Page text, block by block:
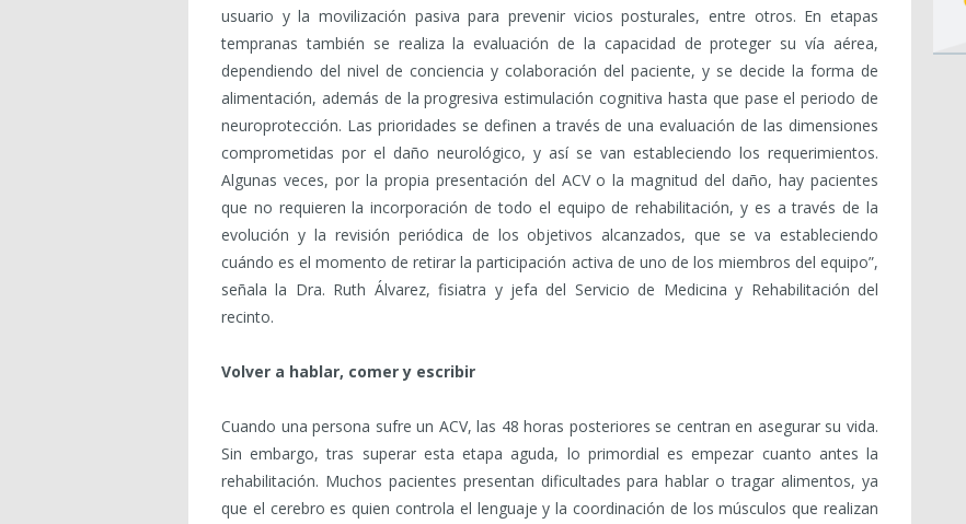
usuario y la movilización pasiva para prevenir vicios posturales, entre otros. En etapas
tempranas también se realiza la evaluación de la capacidad de proteger su vía aérea,
dependiendo del nivel de conciencia y colaboración del paciente, y se decide la forma de
alimentación, además de la progresiva estimulación cognitiva hasta que pase el periodo de
neuroprotección. Las prioridades se definen a través de una evaluación de las dimensiones
comprometidas por el daño neurológico, y así se van estableciendo los requerimientos.
Algunas veces, por la propia presentación del ACV o la magnitud del daño, hay pacientes
que no requieren la incorporación de todo el equipo de rehabilitación, y es a través de la
evolución y la revisión periódica de los objetivos alcanzados, que se va estableciendo
cuándo es el momento de retirar la participación activa de uno de los miembros del equipo”,
señala la Dra. Ruth Álvarez, fisiatra y jefa del Servicio de Medicina y Rehabilitación del
recinto.
Volver a hablar, comer y escribir
Cuando una persona sufre un ACV, las 48 horas posteriores se centran en asegurar su vida.
Sin embargo, tras superar esta etapa aguda, lo primordial es empezar cuanto antes la
rehabilitación. Muchos pacientes presentan dificultades para hablar o tragar alimentos, ya
que el cerebro es quien controla el lenguaje y la coordinación de los músculos que realizan